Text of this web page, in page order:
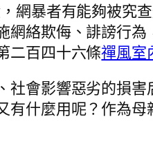
網暴者有能夠被究
絡欺侮、誹謗行
二百四十六條禪風室
會影響惡劣的損
有什麼用呢？作為母